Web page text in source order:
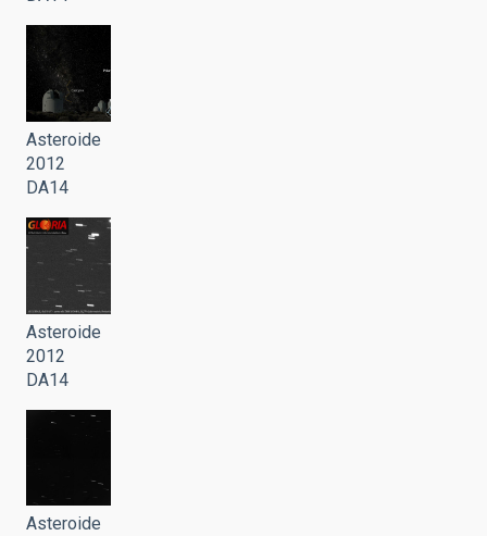
Asteroide
2012
DA14
Asteroide
2012
DA14
Asteroide